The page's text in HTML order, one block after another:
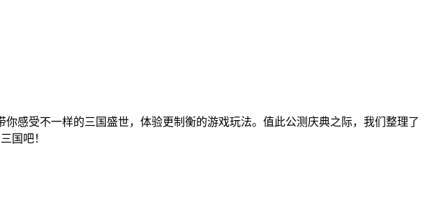
感受不一样的三国盛世，体验更制衡的游戏玩法。值此公测庆典之际，我们整理了
国吧！